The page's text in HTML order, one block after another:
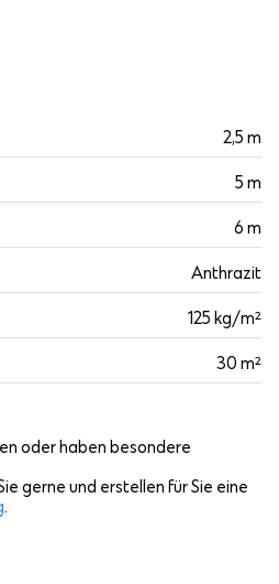
2,5 m
5 m
6 m
Anthrazit
125 kg/m²
30 m²
oder haben besondere
gerne und erstellen für Sie eine
.